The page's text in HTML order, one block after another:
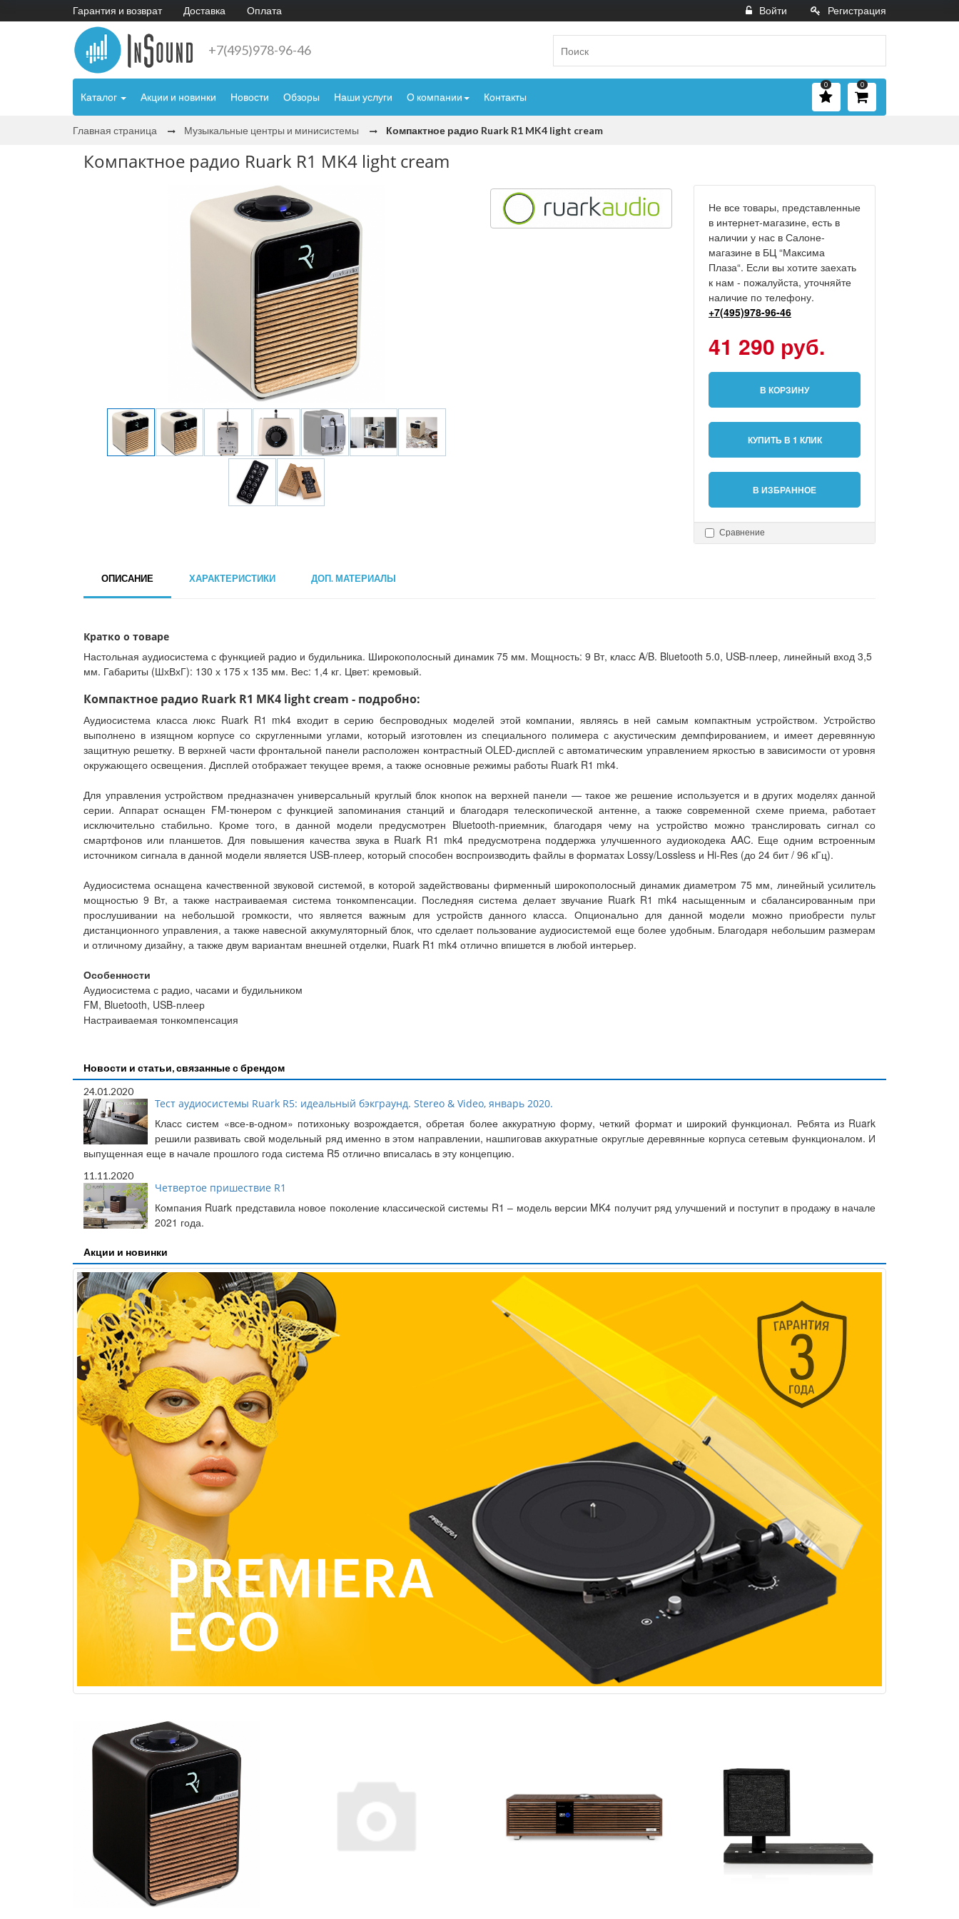
Гарантия и возврат Доставка Оплата Войти Регистрация
+7(495)978-96-46
Каталог Акции и новинки Новости Обзоры Наши услуги О компании Контакты
0
0
Главная страница Музыкальные центры и минисистемы Компактное радио Ruark R1 MK4 light cream
Компактное радио Ruark R1 MK4 light cream
Не все товары, представленные
в интернет-магазине, есть в
наличии у нас в Салоне-
магазине в БЦ “Максима
Плаза“. Если вы хотите заехать
к нам - пожалуйста, уточняйте
наличие по телефону.
+7(495)978-96-46
41 290 руб.
В КОРЗИНУ
КУПИТЬ В 1 КЛИК
В ИЗБРАННОЕ
Сравнение
ОПИСАНИЕ ХАРАКТЕРИСТИКИ ДОП. МАТЕРИАЛЫ
Кратко о товаре
Настольная аудиосистема с функцией радио и будильника. Широкополосный динамик 75 мм. Мощность: 9 Вт, класс A/B. Bluetooth 5.0, USB-плеер, линейный вход 3,5
мм. Габариты (ШхВхГ): 130 х 175 х 135 мм. Вес: 1,4 кг. Цвет: кремовый.
Компактное радио Ruark R1 MK4 light cream - подробно:
Аудиосистема класса люкс Ruark R1 mk4 входит в серию беспроводных моделей этой компании, являясь в ней самым компактным устройством. Устройство
выполнено в изящном корпусе со скругленными углами, который изготовлен из специального полимера с акустическим демпфированием, и имеет деревянную
защитную решетку. В верхней части фронтальной панели расположен контрастный OLED-дисплей с автоматическим управлением яркостью в зависимости от уровня
окружающего освещения. Дисплей отображает текущее время, а также основные режимы работы Ruark R1 mk4.
Для управления устройством предназначен универсальный круглый блок кнопок на верхней панели — такое же решение используется и в других моделях данной
серии. Аппарат оснащен FM-тюнером с функцией запоминания станций и благодаря телескопической антенне, а также современной схеме приема, работает
исключительно стабильно. Кроме того, в данной модели предусмотрен Bluetooth-приемник, благодаря чему на устройство можно транслировать сигнал со
смартфонов или планшетов. Для повышения качества звука в Ruark R1 mk4 предусмотрена поддержка улучшенного аудиокодека AAC. Еще одним встроенным
источником сигнала в данной модели является USB-плеер, который способен воспроизводить файлы в форматах Lossy/Lossless и Hi-Res (до 24 бит / 96 кГц).
Аудиосистема оснащена качественной звуковой системой, в которой задействованы фирменный широкополосный динамик диаметром 75 мм, линейный усилитель
мощностью 9 Вт, а также настраиваемая система тонкомпенсации. Последняя система делает звучание Ruark R1 mk4 насыщенным и сбалансированным при
прослушивании на небольшой громкости, что является важным для устройств данного класса. Опционально для данной модели можно приобрести пульт
дистанционного управления, а также навесной аккумуляторный блок, что сделает пользование аудиосистемой еще более удобным. Благодаря небольшим размерам
и отличному дизайну, а также двум вариантам внешней отделки, Ruark R1 mk4 отлично впишется в любой интерьер.
Особенности
Аудиосистема с радио, часами и будильником
FM, Bluetooth, USB-плеер
Настраиваемая тонкомпенсация
Новости и статьи, связанные с брендом
24.01.2020
Тест аудиосистемы Ruark R5: идеальный бэкграунд. Stereo & Video, январь 2020.
Класс систем «все-в-одном» потихоньку возрождается, обретая более аккуратную форму, четкий формат и широкий функционал. Ребята из Ruark
решили развивать свой модельный ряд именно в этом направлении, нашпиговав аккуратные округлые деревянные корпуса сетевым функционалом. И
выпущенная еще в начале прошлого года система R5 отлично вписалась в эту концепцию.
11.11.2020
Четвертое пришествие R1
Компания Ruark представила новое поколение классической системы R1 – модель версии MK4 получит ряд улучшений и поступит в продажу в начале
2021 года.
Акции и новинки